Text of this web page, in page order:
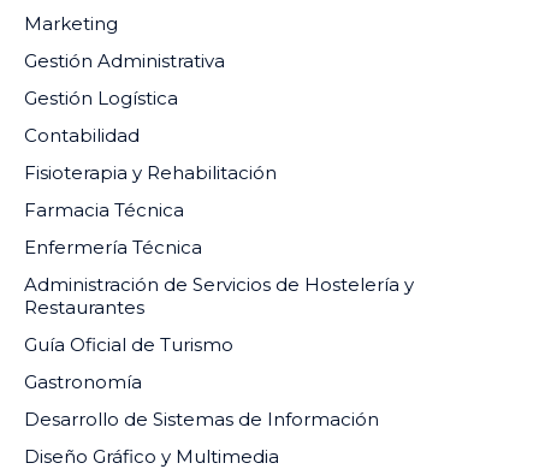
Marketing
Gestión Administrativa
Gestión Logística
Contabilidad
Fisioterapia y Rehabilitación
Farmacia Técnica
Enfermería Técnica
Administración de Servicios de Hostelería y
Restaurantes
Guía Oficial de Turismo
Gastronomía
Desarrollo de Sistemas de Información
Diseño Gráfico y Multimedia